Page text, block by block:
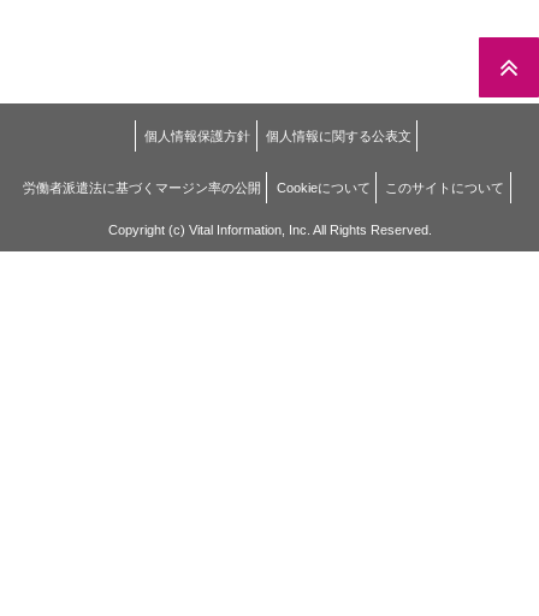
個人情報保護方針 個人情報に関する公表文
労働者派遣法に基づくマージン率の公開 Cookieについて このサイトについて
Copyright (c) Vital Information, Inc. All Rights Reserved.